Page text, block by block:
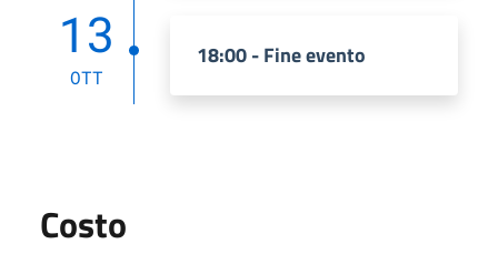
13
OTT
18:00 - Fine evento
Costo